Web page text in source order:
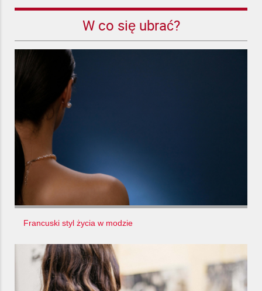
W co się ubrać?
Francuski styl życia w modzie